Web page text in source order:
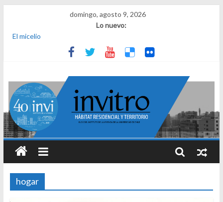
domingo, agosto 9, 2026
Lo nuevo:
El micelio
Receta para viajar al pasado
Una noche y el amanecer en Dignidad
INVI
El derecho a habitar
hogar